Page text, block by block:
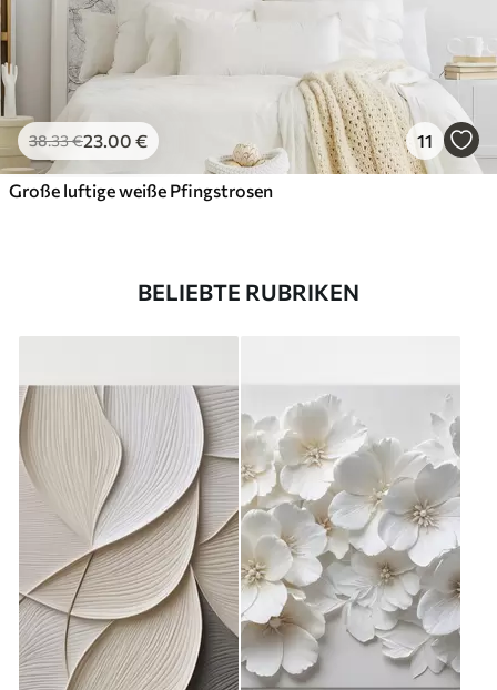
38.33€23.00 € 11
Große luftige weiße Pfingstrosen
BELIEBTE RUBRIKEN